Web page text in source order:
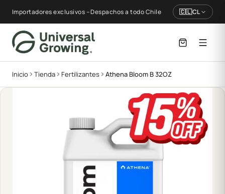
Importadores exclusivos – Despachos a todo Chile 🇨🇱CL
Inicio Tienda Fertilizantes Athena Bloom B 32OZ